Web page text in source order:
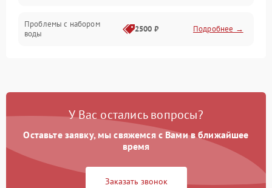
Проблемы с набором
воды
2500 ₽ Подробнее →
Замена платы управления 2200 ₽ Подробнее →
У Вас остались вопросы?
Оставьте заявку, мы свяжемся с Вами в ближайшее
время
Заказать звонок